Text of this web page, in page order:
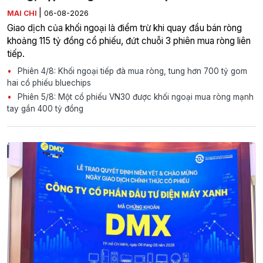
MAI CHI 06-08-2026
Giao dịch của khối ngoại là điểm trừ khi quay đầu bán ròng
khoảng 115 tỷ đồng cổ phiếu, đứt chuỗi 3 phiên mua ròng liên
tiếp.
Phiên 4/8: Khối ngoại tiếp đà mua ròng, tung hơn 700 tỷ gom
hai cổ phiếu bluechips
Phiên 5/8: Một cổ phiếu VN30 được khối ngoại mua ròng mạnh
tay gần 400 tỷ đồng